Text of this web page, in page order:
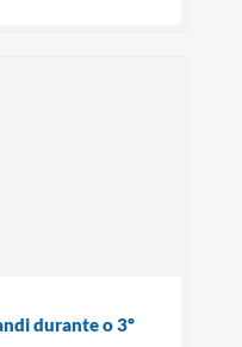
durante o 3º